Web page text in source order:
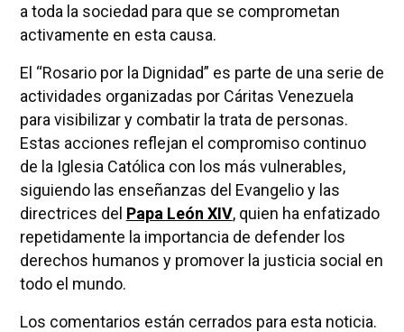
a toda la sociedad para que se comprometan
activamente en esta causa.
El “Rosario por la Dignidad” es parte de una serie de
actividades organizadas por Cáritas Venezuela
para visibilizar y combatir la trata de personas.
Estas acciones reflejan el compromiso continuo
de la Iglesia Católica con los más vulnerables,
siguiendo las enseñanzas del Evangelio y las
directrices del Papa León XIV, quien ha enfatizado
repetidamente la importancia de defender los
derechos humanos y promover la justicia social en
todo el mundo.
Los comentarios están cerrados para esta noticia.